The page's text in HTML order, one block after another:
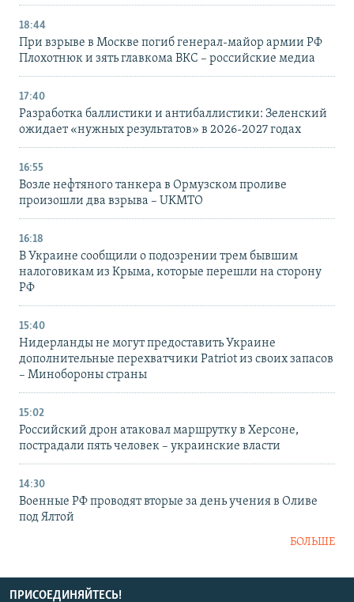
18:44
При взрыве в Москве погиб генерал-майор армии РФ
Плохотнюк и зять главкома ВКС – российские медиа
17:40
Разработка баллистики и антибаллистики: Зеленский
ожидает «нужных результатов» в 2026-2027 годах
16:55
Возле нефтяного танкера в Ормузском проливе
произошли два взрыва – UKMTO
16:18
В Украине сообщили о подозрении трем бывшим
налоговикам из Крыма, которые перешли на сторону
РФ
15:40
Нидерланды не могут предоставить Украине
дополнительные перехватчики Patriot из своих запасов
– Минобороны страны
15:02
Российский дрон атаковал маршрутку в Херсоне,
пострадали пять человек – украинские власти
14:30
Военные РФ проводят вторые за день учения в Оливе
под Ялтой
БОЛЬШЕ
ПРИСОЕДИНЯЙТЕСЬ!